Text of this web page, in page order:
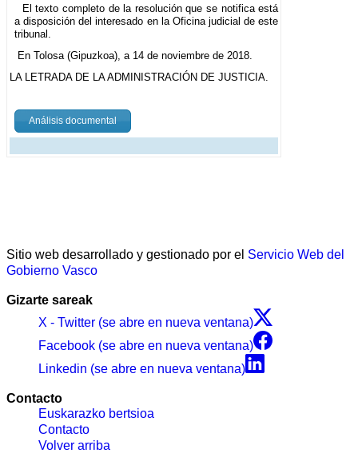
El texto completo de la resolución que se notifica está
a disposición del interesado en la Oficina judicial de este
tribunal.
En Tolosa (Gipuzkoa), a 14 de noviembre de 2018.
LA LETRADA DE LA ADMINISTRACIÓN DE JUSTICIA.
Análisis documental
Sitio web desarrollado y gestionado por el Servicio Web del
Gobierno Vasco
Gizarte sareak
X - Twitter (se abre en nueva ventana)
Facebook (se abre en nueva ventana)
Linkedin (se abre en nueva ventana)
Contacto
Euskarazko bertsioa
Contacto
Volver arriba